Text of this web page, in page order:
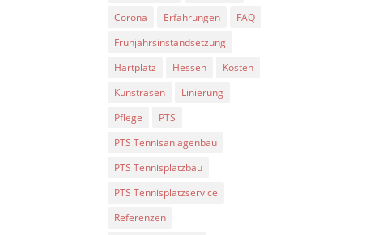
Corona
Erfahrungen
FAQ
Frühjahrsinstandsetzung
Hartplatz
Hessen
Kosten
Kunstrasen
Linierung
Pflege
PTS
PTS Tennisanlagenbau
PTS Tennisplatzbau
PTS Tennisplatzservice
Referenzen